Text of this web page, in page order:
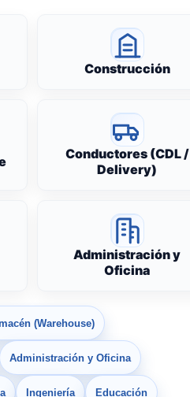
Construcción
Conductores (CDL /
Delivery)
Administración y
Oficina
(Warehouse)
Administración y Oficina
Ingeniería Educación